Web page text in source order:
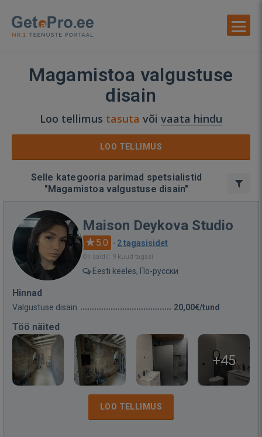
Magamistoa valgustuse
disain
Loo tellimus tasuta või vaata hindu
LOO TELLIMUS
Selle kategooria parimad spetsialistid
"Magamistoa valgustuse disain"
Maison Deykova Studio
5.0 · 2 tagasisidet
Oli saidil: 9 kuud tagasi
Eesti keeles, По-русски
Hinnad
Valgustuse disain 20,00€/tund
Töö näited
+45
LOO TELLIMUS